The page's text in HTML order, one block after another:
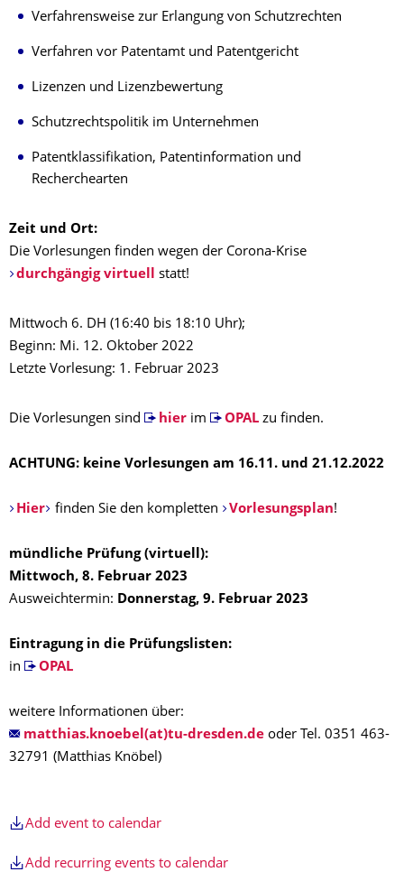
Verfahrensweise zur Erlangung von Schutzrechten
Verfahren vor Patentamt und Patentgericht
Lizenzen und Lizenzbewertung
Schutzrechtspolitik im Unternehmen
Patentklassifikation, Patentinformation und
Recherchearten
Zeit und Ort:
Die Vorlesungen finden wegen der Corona-Krise
durchgängig virtuell statt!
Mittwoch 6. DH (16:40 bis 18:10 Uhr);
Beginn: Mi. 12. Oktober 2022
Letzte Vorlesung: 1. Februar 2023
Die Vorlesungen sind hierim OPALzu finden.
ACHTUNG: keine Vorlesungen am 16.11. und 21.12.2022
Hier finden Sie den kompletten Vorlesungsplan!
mündliche Prüfung (virtuell):
Mittwoch, 8. Februar 2023
Ausweichtermin: Donnerstag, 9. Februar 2023
Eintragung in die Prüfungslisten:
in
OPAL
weitere Informationen über:
matthias.knoebel(at)tu-dresden.deoder Tel. 0351 463-
32791 (Matthias Knöbel)
Add event to calendar
Add recurring events to calendar